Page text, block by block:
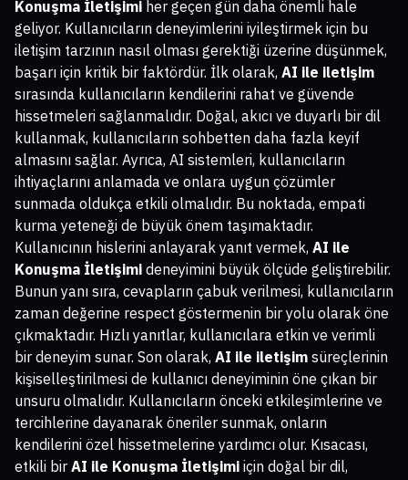
Konuşma İletişimi her geçen gün daha önemli hale
geliyor. Kullanıcıların deneyimlerini iyileştirmek için bu
iletişim tarzının nasıl olması gerektiği üzerine düşünmek,
başarı için kritik bir faktördür. İlk olarak, AI ile iletişim
sırasında kullanıcıların kendilerini rahat ve güvende
hissetmeleri sağlanmalıdır. Doğal, akıcı ve duyarlı bir dil
kullanmak, kullanıcıların sohbetten daha fazla keyif
almasını sağlar. Ayrıca, AI sistemleri, kullanıcıların
ihtiyaçlarını anlamada ve onlara uygun çözümler
sunmada oldukça etkili olmalıdır. Bu noktada, empati
kurma yeteneği de büyük önem taşımaktadır.
Kullanıcının hislerini anlayarak yanıt vermek, AI ile
Konuşma İletişimi deneyimini büyük ölçüde geliştirebilir.
Bunun yanı sıra, cevapların çabuk verilmesi, kullanıcıların
zaman değerine respect göstermenin bir yolu olarak öne
çıkmaktadır. Hızlı yanıtlar, kullanıcılara etkin ve verimli
bir deneyim sunar. Son olarak, AI ile iletişim süreçlerinin
kişiselleştirilmesi de kullanıcı deneyiminin öne çıkan bir
unsuru olmalıdır. Kullanıcıların önceki etkileşimlerine ve
tercihlerine dayanarak öneriler sunmak, onların
kendilerini özel hissetmelerine yardımcı olur. Kısacası,
etkili bir AI ile Konuşma İletişimi için doğal bir dil,